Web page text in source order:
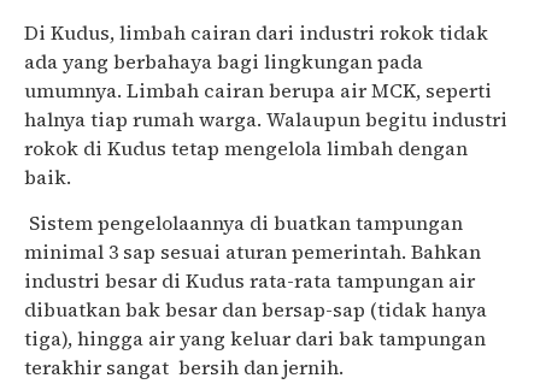
Di Kudus, limbah cairan dari industri rokok tidak
ada yang berbahaya bagi lingkungan pada
umumnya. Limbah cairan berupa air MCK, seperti
halnya tiap rumah warga. Walaupun begitu industri
rokok di Kudus tetap mengelola limbah dengan
baik.
Sistem pengelolaannya di buatkan tampungan
minimal 3 sap sesuai aturan pemerintah. Bahkan
industri besar di Kudus rata-rata tampungan air
dibuatkan bak besar dan bersap-sap (tidak hanya
tiga), hingga air yang keluar dari bak tampungan
terakhir sangat bersih dan jernih.